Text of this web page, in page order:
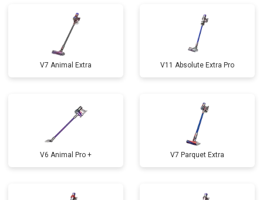
V7 Animal Extra V11 Absolute Extra Pro
V6 Animal Pro + V7 Parquet Extra